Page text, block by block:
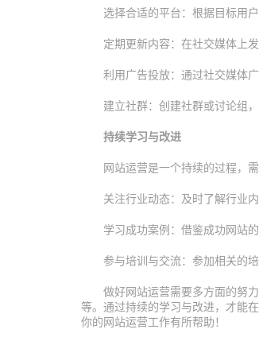
选择合适的平台：根据目标用
定期更新内容：在社交媒体上
利用广告投放：通过社交媒体
建立社群：创建社群或讨论组
持续学习与改进
网站运营是一个持续的过程，
关注行业动态：及时了解行业
学习成功案例：借鉴成功网站
参与培训与交流：参加相关的
做好网站运营需要多方面的努
等。通过持续的学习与改进，才能
你的网站运营工作有所帮助！